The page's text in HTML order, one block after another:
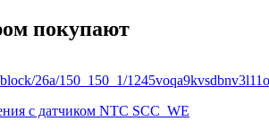
покупают
с датчиком NTC SCC_WE